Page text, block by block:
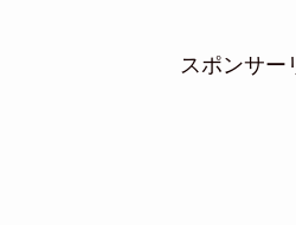
スポンサー